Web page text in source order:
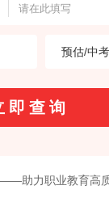
预估/中
——助力职业教育高